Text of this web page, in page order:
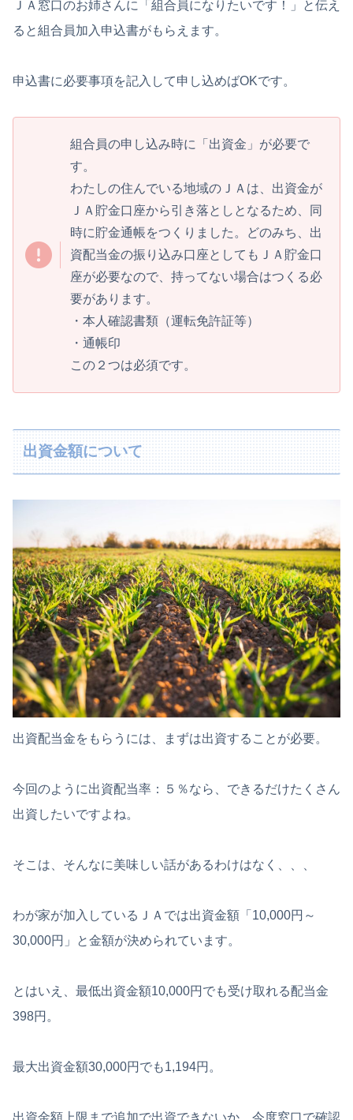
ＪＡ窓口のお姉さんに「組合員になりたいです！」と伝え
ると組合員加入申込書がもらえます。
申込書に必要事項を記入して申し込めばOKです。
組合員の申し込み時に「出資金」が必要で
す。
わたしの住んでいる地域のＪＡは、出資金が
ＪＡ貯金口座から引き落としとなるため、同
時に貯金通帳をつくりました。どのみち、出
資配当金の振り込み口座としてもＪＡ貯金口
座が必要なので、持ってない場合はつくる必
要があります。
・本人確認書類（運転免許証等）
・通帳印
この２つは必須です。
出資金額について
出資配当金をもらうには、まずは出資することが必要。
今回のように出資配当率：５％なら、できるだけたくさん
出資したいですよね。
そこは、そんなに美味しい話があるわけはなく、、、
わが家が加入しているＪＡでは出資金額「10,000円～
30,000円」と金額が決められています。
とはいえ、最低出資金額10,000円でも受け取れる配当金
398円。
最大出資金額30,000円でも1,194円。